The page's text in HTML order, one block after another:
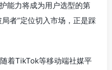
能力将成为用户选型的第
者”定位切入市场，正是踩
着TikTok等移动端社媒平